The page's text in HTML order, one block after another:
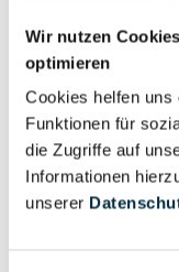
Wir nutzen
optimieren
Cookies helfen uns
Funktionen für
die Zugriffe auf
Informationen
unserer
Eigentums- und